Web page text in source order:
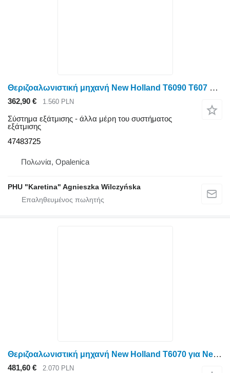
Θεριζοαλωνιστική μηχανή New Holland T6090 T607 για Materiał izolacyjny New Holland T6090 T6070 Materiał izolacyjny 47483725
362,90 € 1.560 PLN
Σύστημα εξάτμισης - άλλα μέρη του συστήματος
εξάτμισης
47483725
Πολωνία, Opalenica
PHU "Karetina" Agnieszka Wilczyńska
Θεριζοαλωνιστική μηχανή New Holland T6070 για New Holland T6070 Σωλήνας εξάτμισης 51478316
481,60 € 2.070 PLN